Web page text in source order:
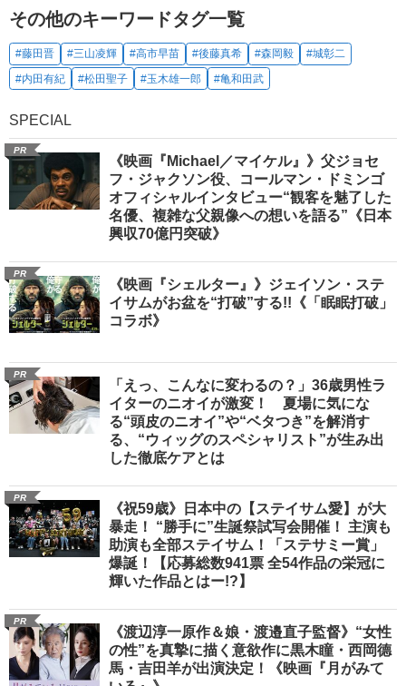
その他のキーワードタグ一覧
#藤田晋 #三山凌輝 #高市早苗 #後藤真希 #森岡毅
#城彰二
#内田有紀
#松田聖子 #玉木雄一郎 #亀和田武
SPECIAL
PR
《映画『Michael／マイケル』》父ジョセ
フ・ジャクソン役、コールマン・ドミンゴ
オフィシャルインタビュー“観客を魅了した
名優、複雑な父親像への想いを語る”《日本
興収70億円突破》
PR
《映画『シェルター』》ジェイソン・ステ
イサムがお盆を“打破”する!!《「眠眠打破」
コラボ》
PR
「えっ、こんなに変わるの？」36歳男性ラ
イターのニオイが激変！ 夏場に気にな
る“頭皮のニオイ”や“ベタつき”を解消す
る、“ウィッグのスペシャリスト”が生み出
した徹底ケアとは
PR
《祝59歳》日本中の【ステイサム愛】が大
暴走！ “勝手に”生誕祭試写会開催！ 主演も
助演も全部ステイサム！「ステサミー賞」
爆誕！【応募総数941票 全54作品の栄冠に
輝いた作品とはー!?】
PR
《渡辺淳一原作＆娘・渡邉直子監督》“女性
の性”を真摯に描く意欲作に黒木瞳・西岡德
馬・吉田羊が出演決定！《映画『月がみて